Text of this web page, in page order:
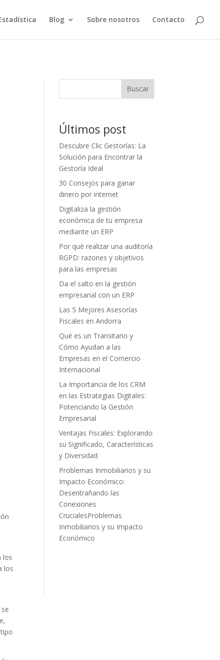
Blog Sobre nosotros Contacto
los
los
Buscar
Últimos post
Descubre Clic Gestorías: La
Solución para Encontrar la
Gestoría Ideal
30 Consejos para ganar
dinero por internet
Digitaliza la gestión
económica de tu empresa
mediante un ERP
Por qué realizar una auditoría
RGPD: razones y objetivos
para las empresas
Da el salto en la gestión
empresarial con un ERP
Las 5 Mejores Asesorías
Fiscales en Andorra
Qué es un Transitario y
Cómo Ayudan a las
Empresas en el Comercio
Internacional
La Importancia de los CRM
en las Estrategias Digitales:
Potenciando la Gestión
Empresarial
Ventajas Fiscales: Explorando
su Significado, Características
y Diversidad
Problemas Inmobiliarios y su
Impacto Económico:
Desentrañando las
Conexiones
CrucialesProblemas
Inmobiliarios y su Impacto
Económico